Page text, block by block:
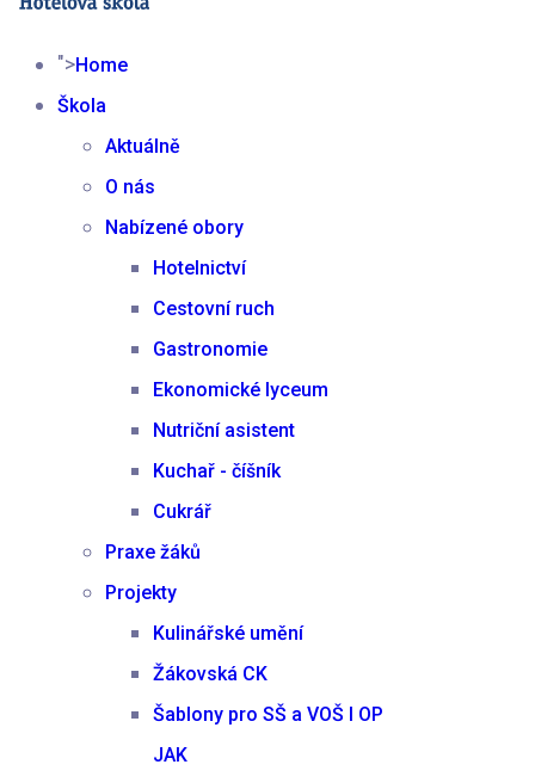
">Home
Škola
Aktuálně
O nás
Nabízené obory
Hotelnictví
Cestovní ruch
Gastronomie
Ekonomické lyceum
Nutriční asistent
Kuchař - číšník
Cukrář
Praxe žáků
Projekty
Kulinářské umění
Žákovská CK
Šablony pro SŠ a VOŠ I OP
JAK